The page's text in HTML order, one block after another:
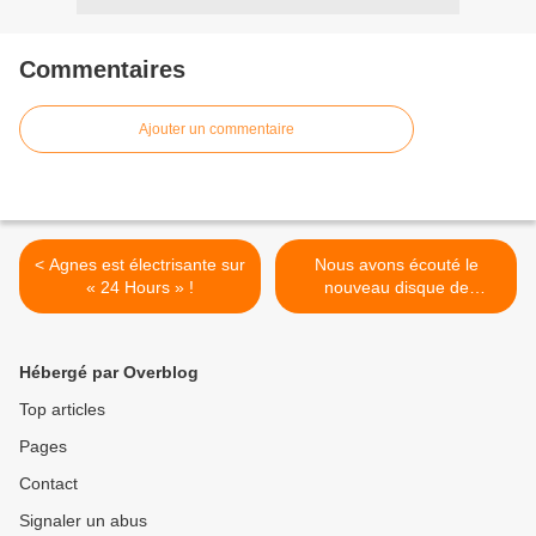
Commentaires
Ajouter un commentaire
< Agnes est électrisante sur
« 24 Hours » !
Nous avons écouté le
nouveau disque de
Måneskin ! >
Hébergé par Overblog
Top articles
Pages
Contact
Signaler un abus